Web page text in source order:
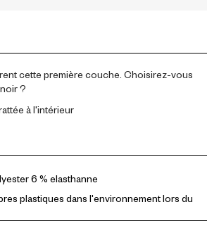
cette première couche. Choisirez-vous
?
à l'intérieur
6 % elasthanne
plastiques dans l'environnement lors du